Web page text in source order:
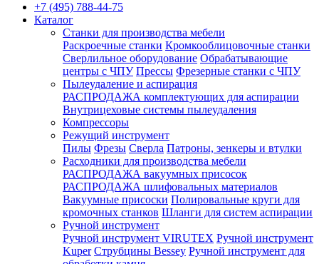
+7 (495) 788-44-75
Каталог
Станки для производства мебели
Раскроечные станки Кромкооблицовочные станки
Сверлильное оборудование Обрабатывающие
центры с ЧПУ Прессы Фрезерные станки с ЧПУ
Пылеудаление и аспирация
РАСПРОДАЖА комплектующих для аспирации
Внутрицеховые системы пылеудаления
Компрессоры
Режущий инструмент
Пилы Фрезы Сверла Патроны, зенкеры и втулки
Расходники для производства мебели
РАСПРОДАЖА вакуумных присосок
РАСПРОДАЖА шлифовальных материалов
Вакуумные присоски Полировальные круги для
кромочных станков Шланги для систем аспирации
Ручной инструмент
Ручной инструмент VIRUTEX Ручной инструмент
Kuper Струбцины Bessey Ручной инструмент для